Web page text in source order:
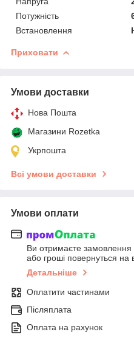
Потужність
Встановлення
Приховати
Умови доставки
Нова Пошта
Магазини Rozetka
Укрпошта
Всі умови доставки
Умови оплати
Ви отримаєте замовлення
або гроші повернуться на
Детальніше
Оплатити частинами
Післяплата
Оплата на рахунок